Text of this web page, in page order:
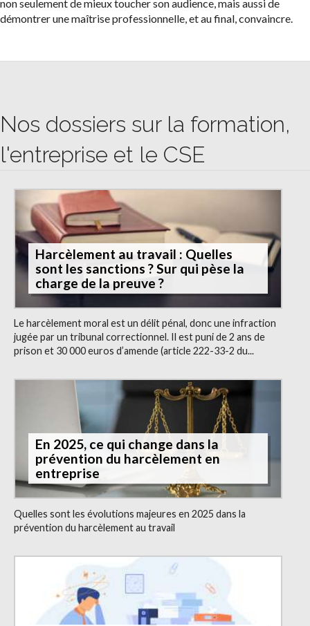
non seulement de mieux toucher son audience, mais aussi de
démontrer une maîtrise professionnelle, et au final, convaincre.
Nos dossiers sur la formation,
l'entreprise et le CSE
Harcèlement au travail : Quelles
sont les sanctions ? Sur qui pèse la
charge de la preuve ?
Le harcèlement moral est un délit pénal, donc une infraction
jugée par un tribunal correctionnel. Il est puni de 2 ans de
prison et 30 000 euros d’amende (article 222-33-2 du...
En 2025, ce qui change dans la
prévention du harcèlement en
entreprise
Quelles sont les évolutions majeures en 2025 dans la
prévention du harcèlement au travail